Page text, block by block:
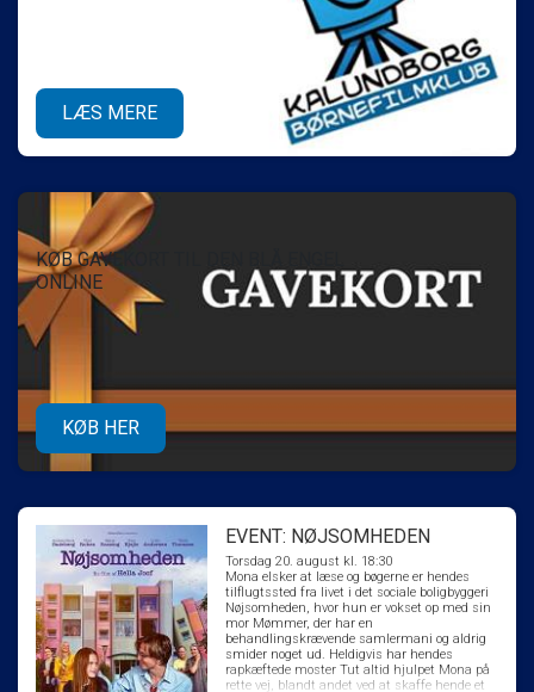
LÆS MERE
KØB GAVEKORT TIL DEN BLÅ ENGEL
ONLINE
KØB HER
EVENT: NØJSOMHEDEN
Torsdag 20. august kl. 18:30
Mona elsker at læse og bøgerne er hendes
tilflugtssted fra livet i det sociale boligbyggeri
Nøjsomheden, hvor hun er vokset op med sin
mor Mømmer, der har en
behandlingskrævende samlermani og aldrig
smider noget ud. Heldigvis har hendes
rapkæftede moster Tut altid hjulpet Mona på
rette vej, blandt andet ved at skaffe hende et